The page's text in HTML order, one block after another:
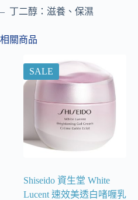
– 丁二醇：滋養、保濕
相關商品
SALE
Shiseido 資生堂 White
Lucent 速效美透白啫喱乳